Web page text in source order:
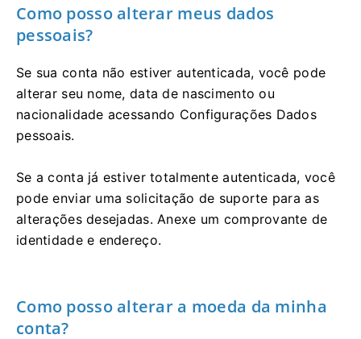
Como posso alterar meus dados
pessoais?
Se sua conta não estiver autenticada, você pode
alterar seu nome, data de nascimento ou
nacionalidade acessando Configurações Dados
pessoais.
Se a conta já estiver totalmente autenticada, você
pode enviar uma solicitação de suporte para as
alterações desejadas. Anexe um comprovante de
identidade e endereço.
Como posso alterar a moeda da minha
conta?